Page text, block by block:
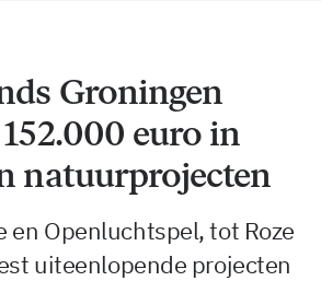
Groningen
euro in
natuurprojecten
en Openluchtspel, tot Roze
uiteenlopende projecten